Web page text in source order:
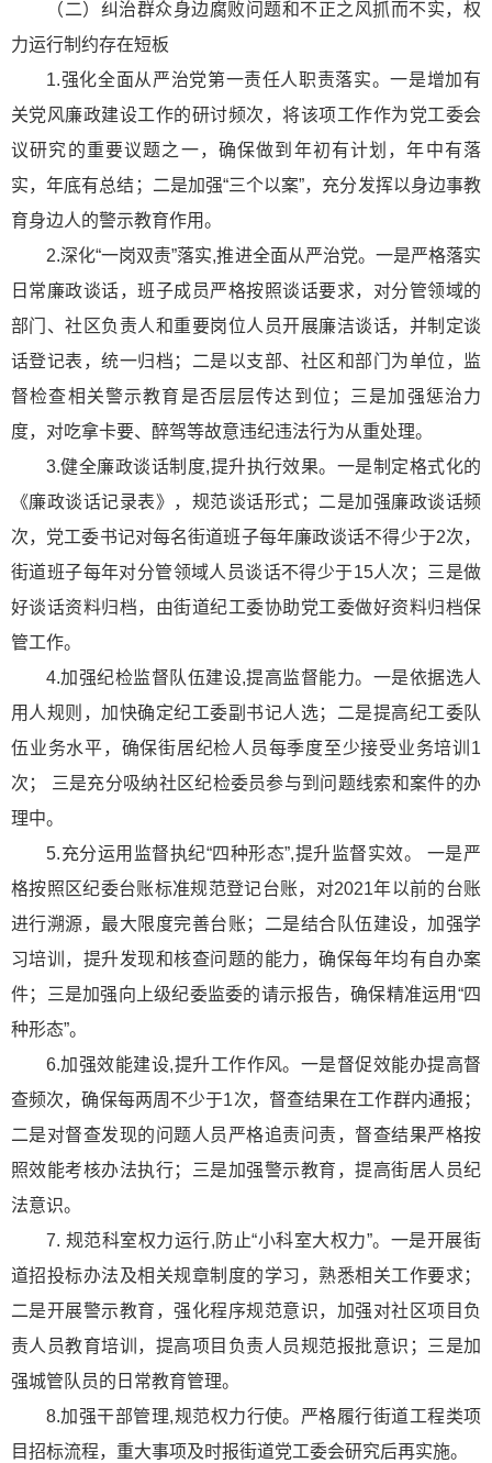
（二）纠治群众身边腐败问题和不正之风抓而不实，权
力运行制约存在短板
1.强化全面从严治党第一责任人职责落实。一是增加有
关党风廉政建设工作的研讨频次，将该项工作作为党工委会
议研究的重要议题之一，确保做到年初有计划，年中有落
实，年底有总结；二是加强“三个以案”，充分发挥以身边事教
育身边人的警示教育作用。
2.深化“一岗双责”落实,推进全面从严治党。一是严格落实
日常廉政谈话，班子成员严格按照谈话要求，对分管领域的
部门、社区负责人和重要岗位人员开展廉洁谈话，并制定谈
话登记表，统一归档；二是以支部、社区和部门为单位，监
督检查相关警示教育是否层层传达到位；三是加强惩治力
度，对吃拿卡要、醉驾等故意违纪违法行为从重处理。
3.健全廉政谈话制度,提升执行效果。一是制定格式化的
《廉政谈话记录表》，规范谈话形式；二是加强廉政谈话频
次，党工委书记对每名街道班子每年廉政谈话不得少于2次，
街道班子每年对分管领域人员谈话不得少于15人次；三是做
好谈话资料归档，由街道纪工委协助党工委做好资料归档保
管工作。
4.加强纪检监督队伍建设,提高监督能力。一是依据选人
用人规则，加快确定纪工委副书记人选；二是提高纪工委队
伍业务水平，确保街居纪检人员每季度至少接受业务培训1
次； 三是充分吸纳社区纪检委员参与到问题线索和案件的办
理中。
5.充分运用监督执纪“四种形态”,提升监督实效。 一是严
格按照区纪委台账标准规范登记台账，对2021年以前的台账
进行溯源，最大限度完善台账；二是结合队伍建设，加强学
习培训，提升发现和核查问题的能力，确保每年均有自办案
件；三是加强向上级纪委监委的请示报告，确保精准运用“四
种形态”。
6.加强效能建设,提升工作作风。一是督促效能办提高督
查频次，确保每两周不少于1次，督查结果在工作群内通报；
二是对督查发现的问题人员严格追责问责，督查结果严格按
照效能考核办法执行；三是加强警示教育，提高街居人员纪
法意识。
7. 规范科室权力运行,防止“小科室大权力”。一是开展街
道招投标办法及相关规章制度的学习，熟悉相关工作要求；
二是开展警示教育，强化程序规范意识，加强对社区项目负
责人员教育培训，提高项目负责人员规范报批意识；三是加
强城管队员的日常教育管理。
8.加强干部管理,规范权力行使。严格履行街道工程类项
目招标流程，重大事项及时报街道党工委会研究后再实施。